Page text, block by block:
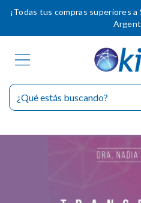
¡Todas tus compras superiores